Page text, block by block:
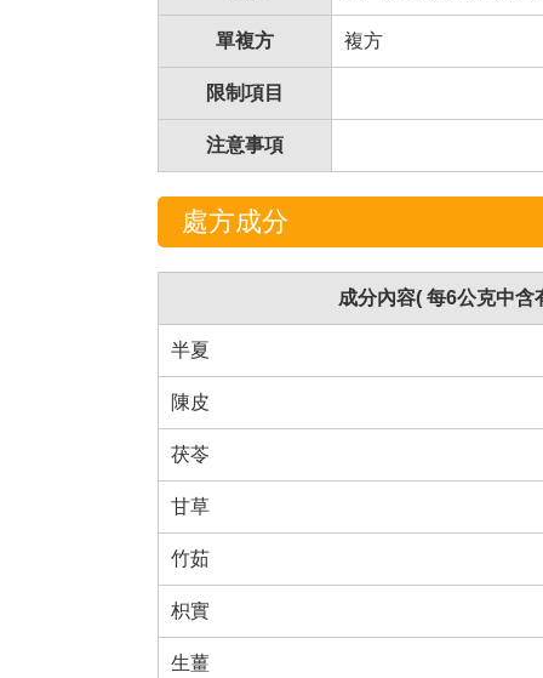
單複方 複方
限制項目
注意事項
處方成分
成分內容( 每6公克中含
半夏
陳皮
茯苓
甘草
竹茹
枳實
生薑